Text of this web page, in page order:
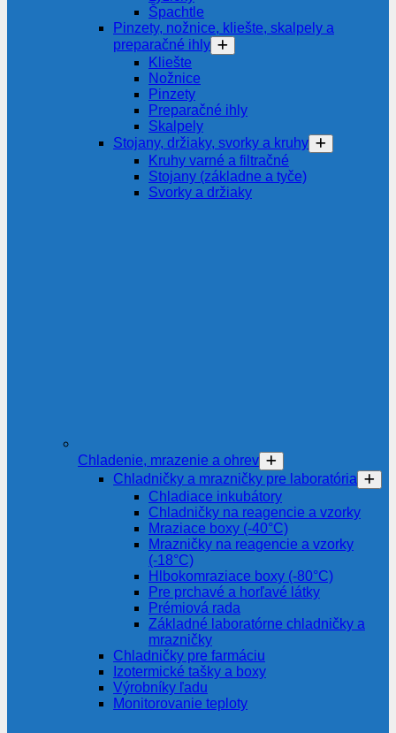
Špachtle
Pinzety, nožnice, kliešte, skalpely a
preparačné ihly
Kliešte
Nožnice
Pinzety
Preparačné ihly
Skalpely
Stojany, držiaky, svorky a kruhy
Kruhy varné a filtračné
Stojany (základne a tyče)
Svorky a držiaky
Chladenie, mrazenie a ohrev
Chladničky a mrazničky pre laboratória
Chladiace inkubátory
Chladničky na reagencie a vzorky
Mraziace boxy (-40°C)
Mrazničky na reagencie a vzorky
(-18°C)
Hlbokomraziace boxy (-80°C)
Pre prchavé a horľavé látky
Prémiová rada
Základné laboratórne chladničky a
mrazničky
Chladničky pre farmáciu
Izotermické tašky a boxy
Výrobníky ľadu
Monitorovanie teploty